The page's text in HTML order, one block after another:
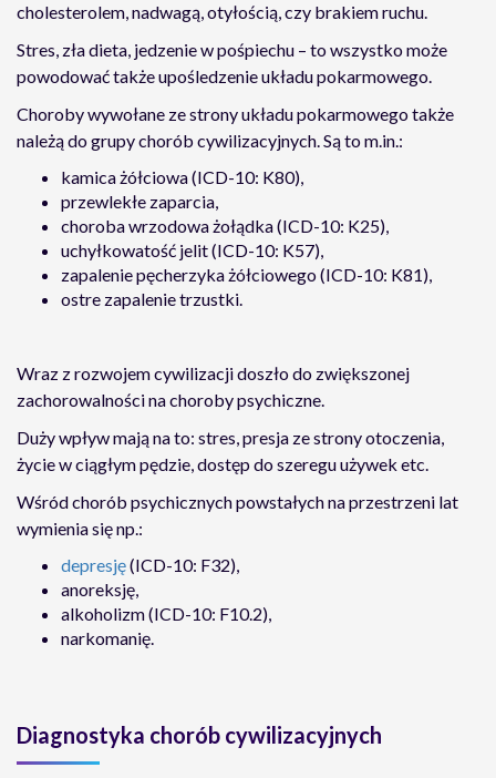
cholesterolem, nadwagą, otyłością, czy brakiem ruchu.
Stres, zła dieta, jedzenie w pośpiechu – to wszystko może
powodować także upośledzenie układu pokarmowego.
Choroby wywołane ze strony układu pokarmowego także
należą do grupy chorób cywilizacyjnych. Są to m.in.:
kamica żółciowa (ICD-10: K80),
przewlekłe zaparcia,
choroba wrzodowa żołądka (ICD-10: K25),
uchyłkowatość jelit (ICD-10: K57),
zapalenie pęcherzyka żółciowego (ICD-10: K81),
ostre zapalenie trzustki.
Wraz z rozwojem cywilizacji doszło do zwiększonej
zachorowalności na choroby psychiczne.
Duży wpływ mają na to: stres, presja ze strony otoczenia,
życie w ciągłym pędzie, dostęp do szeregu używek etc.
Wśród chorób psychicznych powstałych na przestrzeni lat
wymienia się np.:
depresję(ICD-10: F32),
anoreksję,
alkoholizm (ICD-10: F10.2),
narkomanię.
Diagnostyka chorób cywilizacyjnych